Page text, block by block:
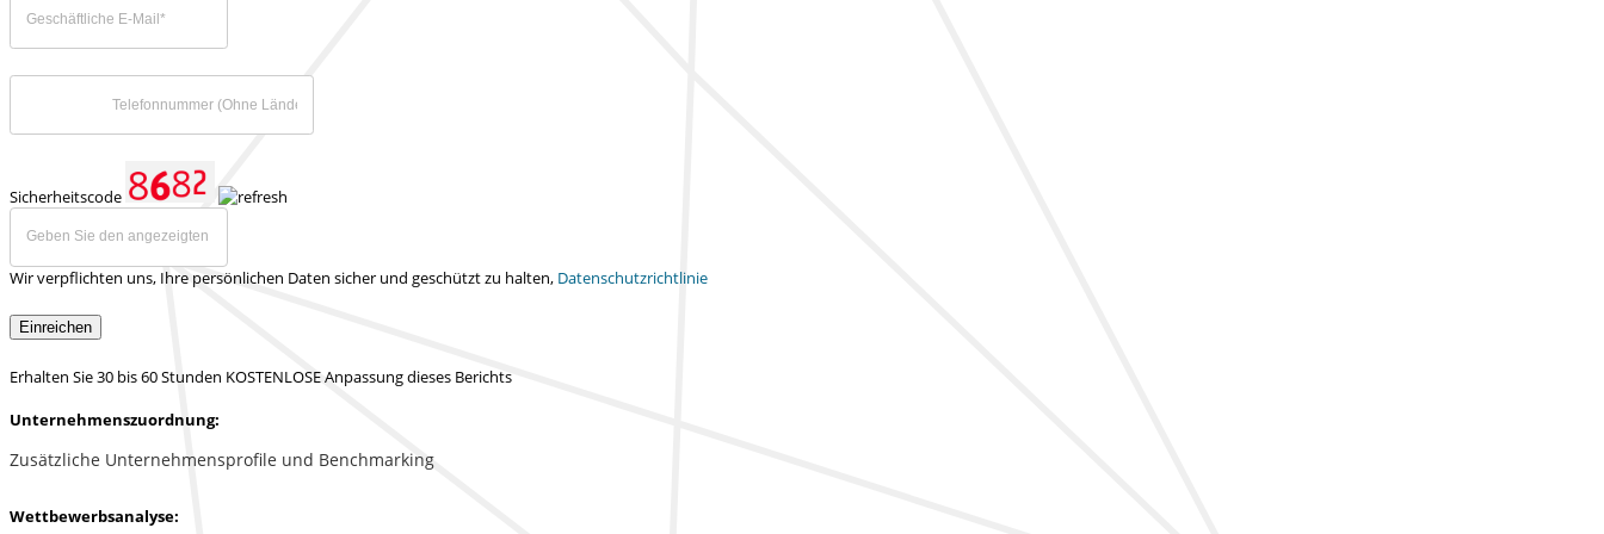
Sicherheitscode
Wir verpflichten uns, Ihre persönlichen Daten sicher und geschützt zu halten, Datenschutzrichtlinie
Einreichen
Erhalten Sie 30 bis 60 Stunden KOSTENLOSE Anpassung dieses Berichts
Unternehmenszuordnung:
Zusätzliche Unternehmensprofile und Benchmarking
Wettbewerbsanalyse: